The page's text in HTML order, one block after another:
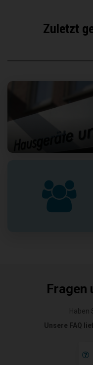
Zuletzt
Fragen
Haben
Unsere FAQ